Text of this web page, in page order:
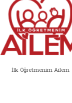
İlk Öğretmenim Ailem